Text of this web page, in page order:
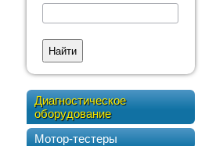
Найти
Диагностическое
оборудование
Мотор-тестеры